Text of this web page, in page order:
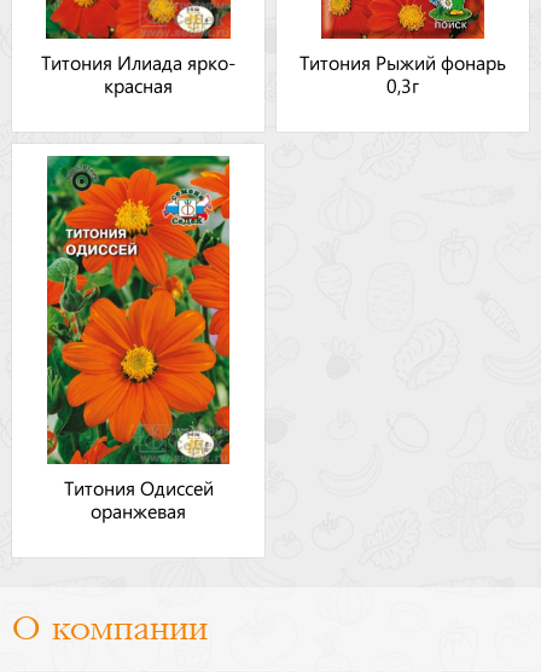
Титония Илиада ярко-
красная
Титония Рыжий фонарь
0,3г
Титония Одиссей
оранжевая
О компании